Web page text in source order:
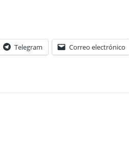
Telegram Correo electrónico